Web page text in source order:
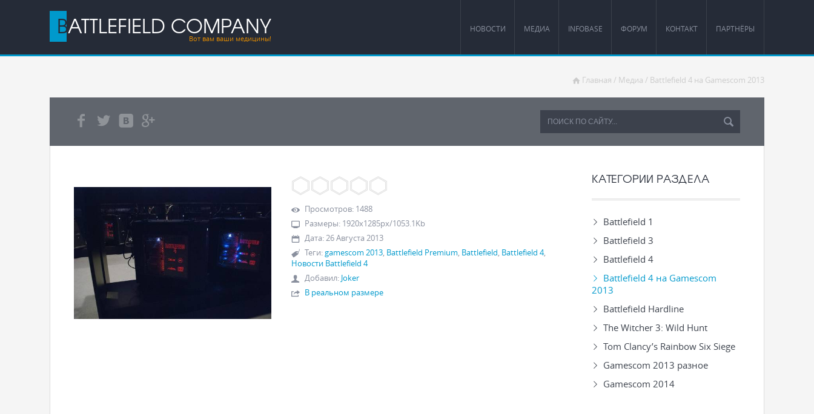
BATTLEFIELD COMPANY
Вот вам ваши медицины!
НОВОСТИ МЕДИА INFOBASE ФОРУМ КОНТАКТ ПАРТНЁРЫ
Главная / Медиа / Battlefield 4 на Gamescom 2013
Просмотров:1488
Размеры:1920x1285px/1053.1Kb
Дата:26 Августа 2013
Теги:gamescom 2013, Battlefield Premium, Battlefield, Battlefield 4,
Новости Battlefield 4
Добавил: Joker
В реальном размере
КАТЕГОРИИ РАЗДЕЛА
Battlefield 1
Battlefield 3
Battlefield 4
Battlefield 4 на Gamescom
2013
Battlefield Hardline
The Witcher 3: Wild Hunt
Tom Clancy’s Rainbow Six Siege
Gamescom 2013 разное
Gamescom 2014